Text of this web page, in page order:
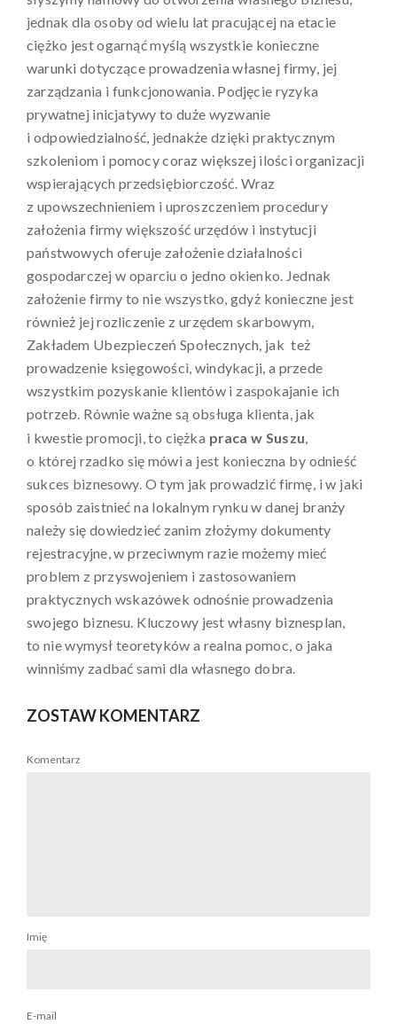
jednak dla osoby od wielu lat pracującej na etacie
ciężko jest ogarnąć myślą wszystkie konieczne
warunki dotyczące prowadzenia własnej firmy, jej
zarządzania i funkcjonowania. Podjęcie ryzyka
prywatnej inicjatywy to duże wyzwanie
i odpowiedzialność, jednakże dzięki praktycznym
szkoleniom i pomocy coraz większej ilości organizacji
wspierających przedsiębiorczość. Wraz
z upowszechnieniem i uproszczeniem procedury
założenia firmy większość urzędów i instytucji
państwowych oferuje założenie działalności
gospodarczej w oparciu o jedno okienko. Jednak
założenie firmy to nie wszystko, gdyż konieczne jest
również jej rozliczenie z urzędem skarbowym,
Zakładem Ubezpieczeń Społecznych, jak też
prowadzenie księgowości, windykacji, a przede
wszystkim pozyskanie klientów i zaspokajanie ich
potrzeb. Równie ważne są obsługa klienta, jak
i kwestie promocji, to ciężka praca w Suszu,
o której rzadko się mówi a jest konieczna by odnieść
sukces biznesowy. O tym jak prowadzić firmę, i w jaki
sposób zaistnieć na lokalnym rynku w danej branży
należy się dowiedzieć zanim złożymy dokumenty
rejestracyjne, w przeciwnym razie możemy mieć
problem z przyswojeniem i zastosowaniem
praktycznych wskazówek odnośnie prowadzenia
swojego biznesu. Kluczowy jest własny biznesplan,
to nie wymysł teoretyków a realna pomoc, o jaka
winniśmy zadbać sami dla własnego dobra.
ZOSTAW KOMENTARZ
Komentarz
Imię
E-mail